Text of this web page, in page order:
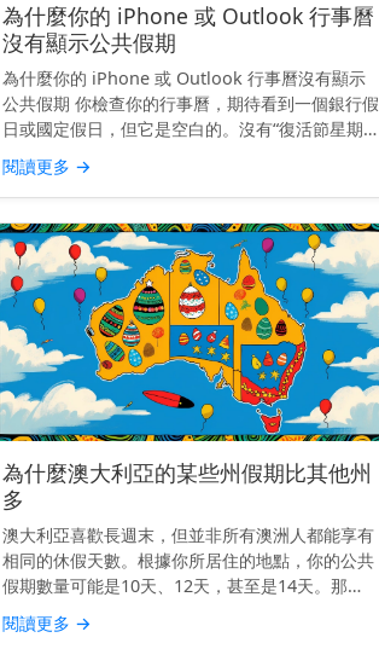
為什麼你的 iPhone 或 Outlook 行事曆
沒有顯示公共假期
為什麼你的 iPhone 或 Outlook 行事曆沒有顯示
公共假期 你檢查你的行事曆，期待看到一個銀行假
日或國定假日，但它是空白的。沒有“復活節星期
一”，沒有“勞動節”，也沒有“獨立日”。無論你使用
的是 iPhone 還是 Outlook...
閱讀更多 →
為什麼澳大利亞的某些州假期比其他州
多
澳大利亞喜歡長週末，但並非所有澳洲人都能享有
相同的休假天數。根據你所居住的地點，你的公共
假期數量可能是10天、12天，甚至是14天。那
么，究竟發生了什麼事？為什麼某些州的公共假期
比其他州多呢？ 主要見解： 每個澳大利亞的州和
閱讀更多 →